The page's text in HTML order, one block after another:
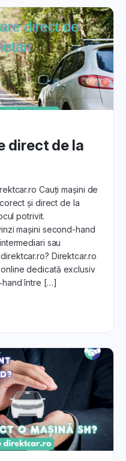
direct de la
Cauți mașini de
și direct de la
potrivit.
mașini second-hand
sau
Direktcar.ro
dedicată exclusiv
între […]